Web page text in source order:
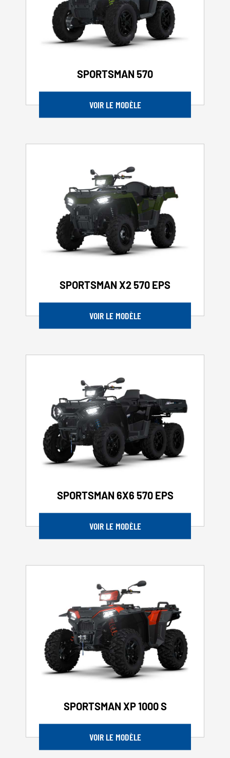
SPORTSMAN 570
VOIR LE MODÈLE
SPORTSMAN X2 570 EPS
VOIR LE MODÈLE
SPORTSMAN 6X6 570 EPS
VOIR LE MODÈLE
SPORTSMAN XP 1000 S
VOIR LE MODÈLE